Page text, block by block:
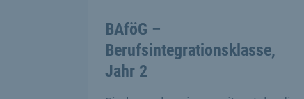
BAföG –
Berufsintegrationsklasse,
Jahr 2